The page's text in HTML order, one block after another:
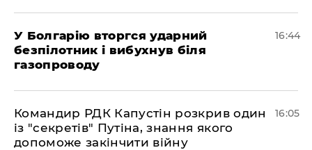
У Болгарію вторгся ударний
безпілотник і вибухнув біля
газопроводу
16:44
Командир РДК Капустін розкрив один
із "секретів" Путіна, знання якого
допоможе закінчити війну
16:05